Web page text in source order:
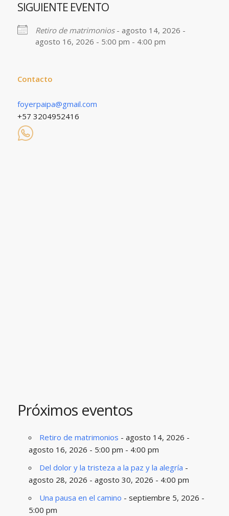
SIGUIENTE EVENTO
Retiro de matrimonios- agosto 14, 2026 -
agosto 16, 2026 - 5:00 pm - 4:00 pm
Contacto
foyerpaipa@gmail.com
+57 3204952416
Próximos eventos
Retiro de matrimonios - agosto 14, 2026 -
agosto 16, 2026 - 5:00 pm - 4:00 pm
Del dolor y la tristeza a la paz y la alegría -
agosto 28, 2026 - agosto 30, 2026 - 4:00 pm
Una pausa en el camino - septiembre 5, 2026 -
5:00 pm